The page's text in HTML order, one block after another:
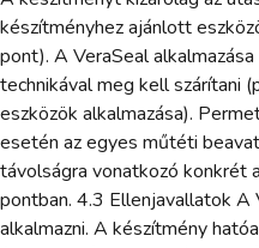
készítményhez ajánlott
pont). A VeraSeal
technikával meg kell szárítani
eszközök alkalmazása).
esetén az egyes műtéti
távolságra vonatkozó konkrét
pontban. 4.3 Ellenjavallatok A
alkalmazni. A készítmény